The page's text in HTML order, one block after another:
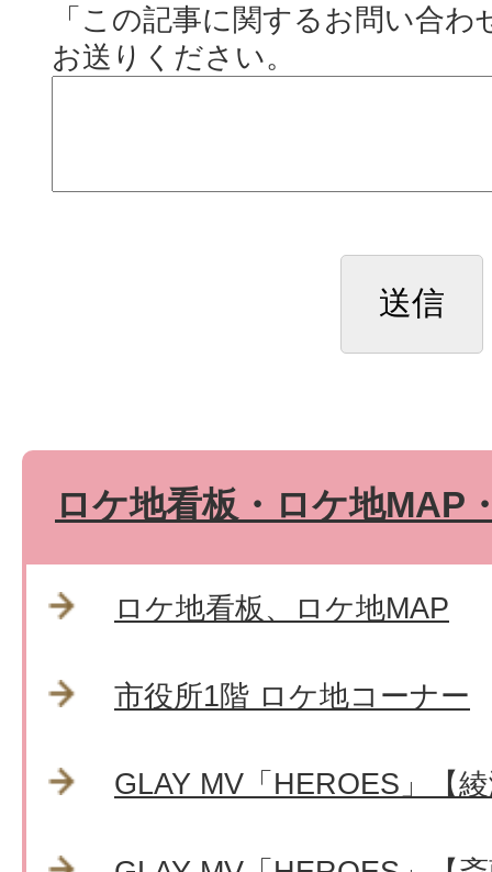
「この記事に関するお問い合
お送りください。
ロケ地看板・ロケ地MAP
ロケ地看板、ロケ地MAP
市役所1階 ロケ地コーナー
GLAY MV「HEROES」【